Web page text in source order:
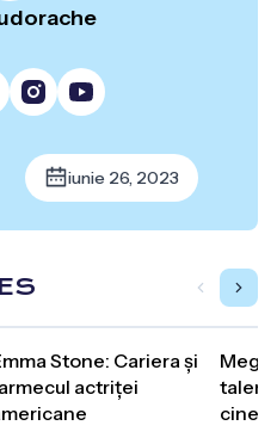
iunie 26, 2023
Stone: Cariera și
actriței
talent